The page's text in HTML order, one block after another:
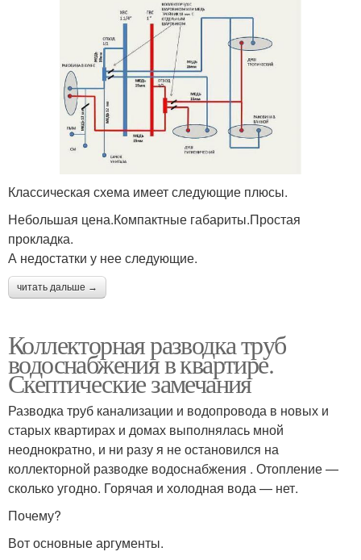
Классическая схема имеет следующие плюсы.
Небольшая цена.Компактные габариты.Простая
прокладка.
А недостатки у нее следующие.
читать дальше →
Коллекторная разводка труб
водоснабжения в квартире.
Скептические замечания
Разводка труб канализации и водопровода в новых и
старых квартирах и домах выполнялась мной
неоднократно, и ни разу я не остановился на
коллекторной разводке водоснабжения . Отопление —
сколько угодно. Горячая и холодная вода — нет.
Почему?
Вот основные аргументы.